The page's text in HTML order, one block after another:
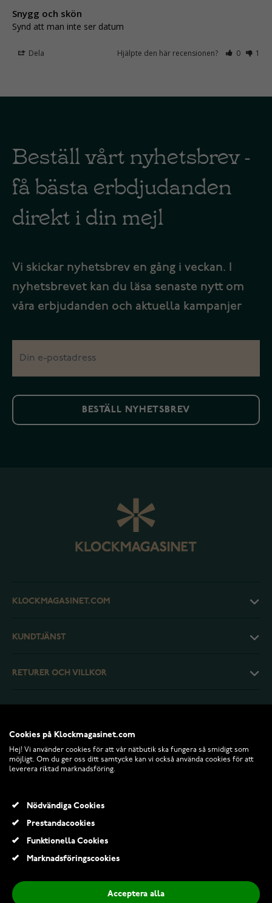
Snygg och skön
Synd att man inte ser datum
Dela Hjälpte den här recensionen? 0 1
Beställ vårt nyhetsbrev -
få bästa erbdjudanden
direkt i din mejl
Vi skickar nyhetsbrev en gång i veckan. I
nyhetsbrevet kan du läsa senaste nytt om
våra erbjudanden och aktuella kampanjer
BESTÄLL NYHETSBREV
KLOCKMAGASINET.COM
KUNDTJÄNST
RETURER OCH VILLKOR
© 2026 Klockmagasinet.com
4 163,30 Kr 5 269,00 Kr
Cookies på Klockmagasinet.com
Hej! Vi använder cookies för att vår nätbutik ska fungera så smidigt som
möjligt. Om du ger oss ditt samtycke kan vi också använda cookies för att
leverera riktad marknadsföring.
Nödvändiga Cookies
Prestandacookies
Funktionella Cookies
Marknadsföringscookies
Acceptera alla